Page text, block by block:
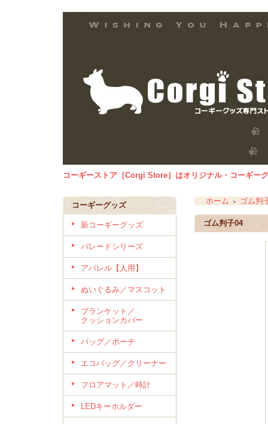
コーギーストア［Corgi Store］はオリジナル・コーギー
コーギーグッズ
新コーギーグッズ
パレードシリーズ
アパレル【人用】
ぬいぐるみ／マスコット
ブランケット／
クッションカバー
バッグ／ポーチ
エコバッグ／クリーナー
フロアマット／時計
LEDキーホルダー
ホーム ＞ ゴム
ゴム判子04